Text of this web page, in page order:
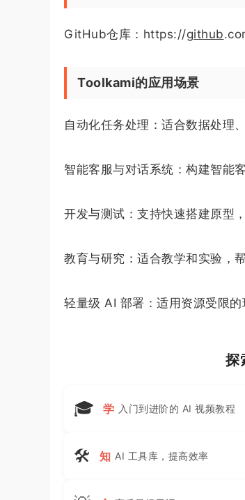
GitHub仓库：https://github
Toolkami的应用场景
自动化任务处理：适合数据处理
智能客服与对话系统：构建智能
开发与测试：支持快速搭建原型
教育与研究：适合教学和实验，
轻量级 AI 部署：适用资源受限的
探
🎓 学 入门到进阶的 AI 视频教程
🛠 知 AI 工具库，提高效率